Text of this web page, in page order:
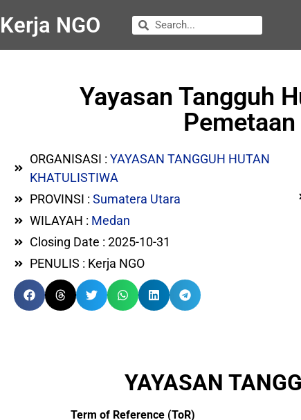
Kerja NGO
Yayasan Tangguh
ORGANISASI : YAYASAN TANGGUH HUTAN
KHATULISTIWA
PROVINSI : Sumatera Utara
WILAYAH : Medan
Closing Date : 2025-10-31
PENULIS : Kerja NGO
YAYASAN
Term of Reference (ToR)